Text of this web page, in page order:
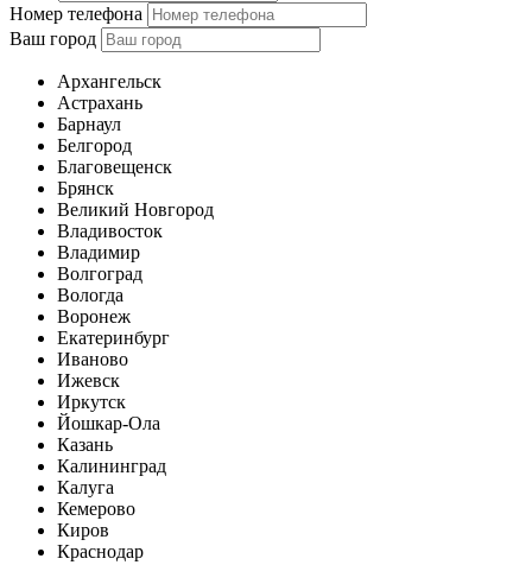
Номер телефона
Ваш город
Архангельск
Астрахань
Барнаул
Белгород
Благовещенск
Брянск
Великий Новгород
Владивосток
Владимир
Волгоград
Вологда
Воронеж
Екатеринбург
Иваново
Ижевск
Иркутск
Йошкар-Ола
Казань
Калининград
Калуга
Кемерово
Киров
Краснодар